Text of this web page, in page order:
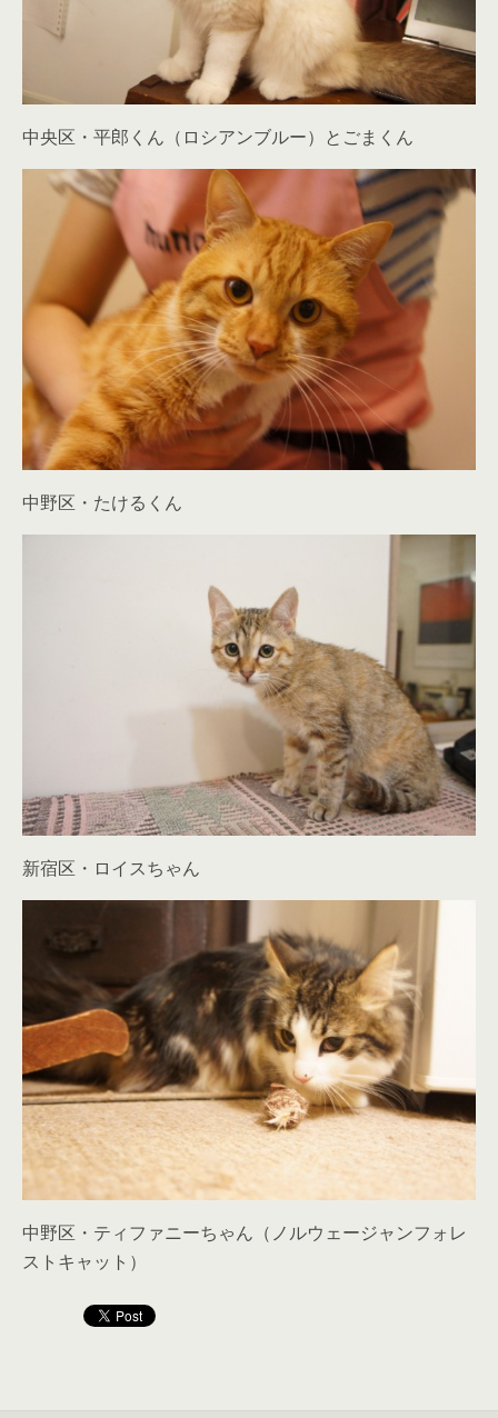
中央区・平郎くん（ロシアンブルー）とごまくん
中野区・たけるくん
新宿区・ロイスちゃん
中野区・ティファニーちゃん（ノルウェージャンフォレ
ストキャット）